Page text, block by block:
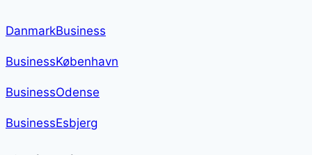
DanmarkBusiness
BusinessKøbenhavn
BusinessOdense
BusinessEsbjerg